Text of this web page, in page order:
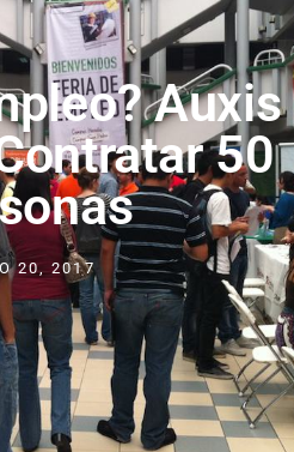
Auxis
50
20, 2017